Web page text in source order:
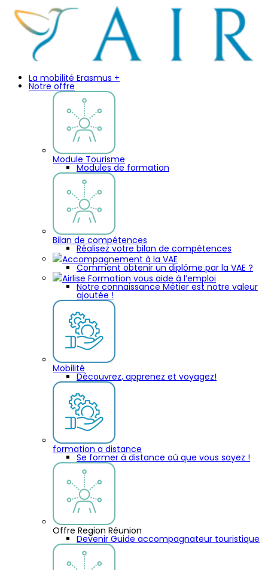
La mobilité Erasmus +
Notre offre
Module Tourisme
Modules de formation
Bilan de compétences
Réalisez votre bilan de compétences
Accompagnement à la VAE
Comment obtenir un diplôme par la VAE ?
Airlise Formation vous aide à l’emploi
Notre connaissance Métier est notre valeur
ajoutée !
Mobilité
Découvrez, apprenez et voyagez!
formation a distance
Se former à distance où que vous soyez !
Offre Region Réunion
Devenir Guide accompagnateur touristique